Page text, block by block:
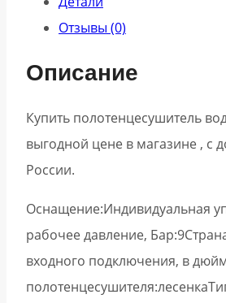
Отзывы (0)
Описание
Купить полотенцесушитель
выгодной цене в магазине , с
России.
Оснащение:Индивидуальная
рабочее давление,
входного подключения, в